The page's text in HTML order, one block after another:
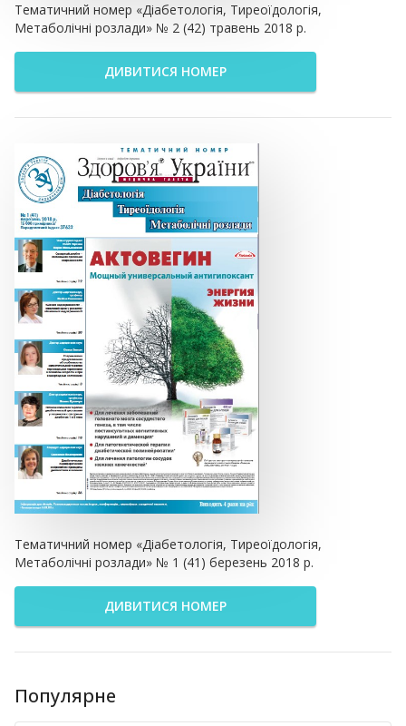
Тематичний номер «Діабетологія, Тиреоїдологія,
Метаболічні розлади» № 2 (42) травень 2018 р.
ДИВИТИСЯ НОМЕР
Тематичний номер «Діабетологія, Тиреоїдологія,
Метаболічні розлади» № 1 (41) березень 2018 р.
ДИВИТИСЯ НОМЕР
Популярне